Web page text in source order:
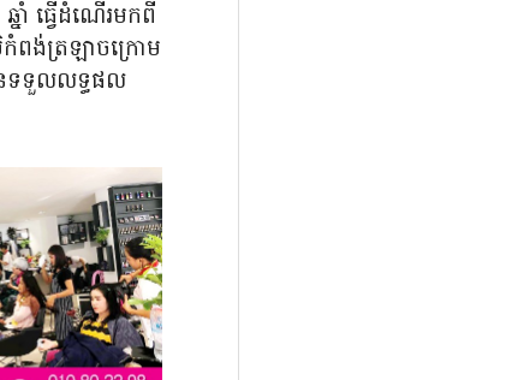
ាំ ធ្វើដំណើរមកពី
ពង់ត្រឡាចក្រោម
ទទួលលទ្ធផល